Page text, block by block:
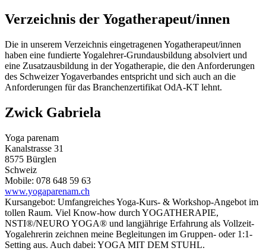
Verzeichnis der Yogatherapeut/innen
Die in unserem Verzeichnis eingetragenen Yogatherapeut/innen
haben eine fundierte Yogalehrer-Grundausbildung absolviert und
eine Zusatzausbildung in der Yogatherapie, die den Anforderungen
des Schweizer Yogaverbandes entspricht und sich auch an die
Anforderungen für das Branchenzertifikat OdA-KT lehnt.
Zwick Gabriela
Yoga parenam
Kanalstrasse 31
8575 Bürglen
Schweiz
Mobile: 078 648 59 63
www.yogaparenam.ch
Kursangebot: Umfangreiches Yoga-Kurs- & Workshop-Angebot im
tollen Raum. Viel Know-how durch YOGATHERAPIE,
NSTI®/NEURO YOGA® und langjährige Erfahrung als Vollzeit-
Yogalehrerin zeichnen meine Begleitungen im Gruppen- oder 1:1-
Setting aus. Auch dabei: YOGA MIT DEM STUHL.